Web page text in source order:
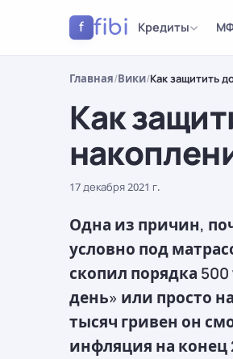
f fibi Кредиты
Главная/Вики/Как защитить
Как
17 декабря 2021 г.
Одна из причин,
условно под
скопил порядка
день» или просто
тысяч гривен он
инфляция на конец